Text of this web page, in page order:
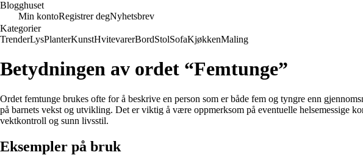
Blogghuset
Min kontoRegistrer degNyhetsbrev
Kategorier
TrenderLysPlanterKunstHvitevarerBordStolSofaKjøkkenMaling
Betydningen av ordet “Femtunge”
Ordet femtunge brukes ofte for å beskrive en person som er både fem og tyngre enn
på barnets vekst og utvikling. Det er viktig å være oppmerksom på eventuelle helsemessige
vektkontroll og sunn livsstil.
Eksempler på bruk